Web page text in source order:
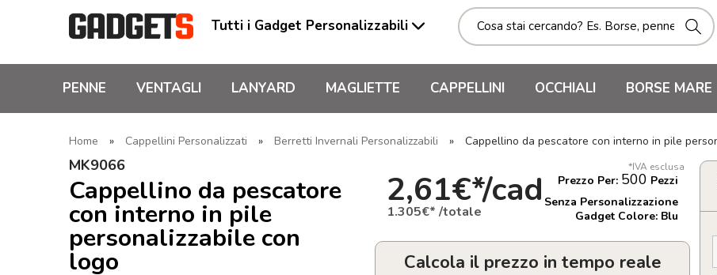
Tutti i Gadget Personalizzabili
PENNE VENTAGLI LANYARD MAGLIETTE CAPPELLINI OCCHIALI BORSE MARE
Home » Cappellini Personalizzati » Berretti Invernali Personalizzabili » Cappellino da pescatore con interno in pile
MK9066
Cappellino da pescatore
con interno in pile
personalizzabile con
logo
*IVA esclusa
2,61€*/cad
1.305€* /totale
Prezzo Per: 500 Pezzi
Senza Personalizzazione
Gadget Colore: Blu
Calcola il prezzo in tempo reale